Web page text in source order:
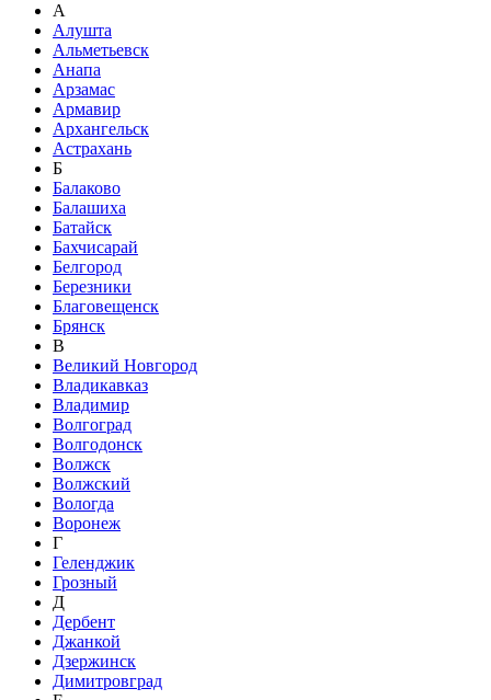
А
Алушта
Альметьевск
Анапа
Арзамас
Армавир
Архангельск
Астрахань
Б
Балаково
Балашиха
Батайск
Бахчисарай
Белгород
Березники
Благовещенск
Брянск
В
Великий Новгород
Владикавказ
Владимир
Волгоград
Волгодонск
Волжск
Волжский
Вологда
Воронеж
Г
Геленджик
Грозный
Д
Дербент
Джанкой
Дзержинск
Димитровград